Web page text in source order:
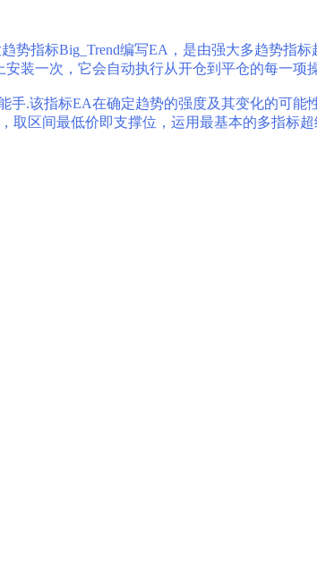
指标Big_Trend编写EA，是由强大多趋势指
装一次，它会自动执行从开仓到平仓的每一项
.该指标EA在确定趋势的强度及其变化的可能
区间最低价即支撑位，运用最基本的多指标